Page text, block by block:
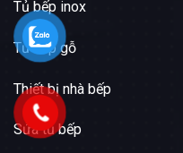
Tủ bếp inox
Tủ bếp gỗ
Thiết bị nhà bếp
Sửa tủ bếp